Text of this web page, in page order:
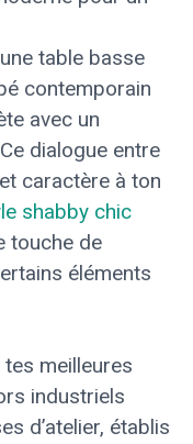
table basse
contemporain
avec un
dialogue entre
caractère à ton
shabby chic
touche de
éléments
meilleures
industriels
d’atelier, établis